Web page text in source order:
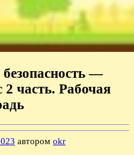
—
часть. Рабочая
автором okr